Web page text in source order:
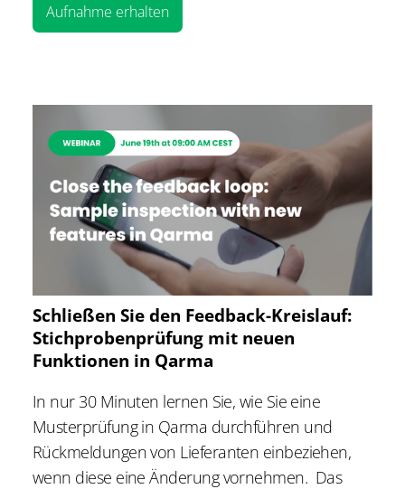
Aufnahme erhalten
Schließen Sie den Feedback-Kreislauf:
Stichprobenprüfung mit neuen
Funktionen in Qarma
In nur 30 Minuten lernen Sie, wie Sie eine
Musterprüfung in Qarma durchführen und
Rückmeldungen von Lieferanten einbeziehen,
wenn diese eine Änderung vornehmen. ‍ Das